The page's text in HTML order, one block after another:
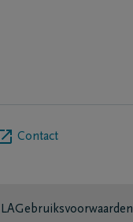
Contact
Gebruiksvoorwaarden